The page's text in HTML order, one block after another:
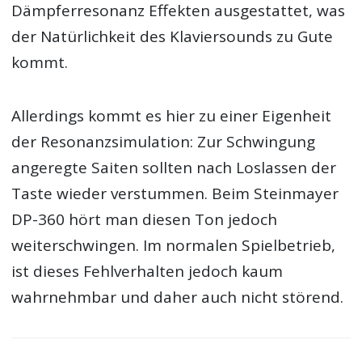
Dämpferresonanz Effekten ausgestattet, was
der Natürlichkeit des Klaviersounds zu Gute
kommt.
Allerdings kommt es hier zu einer Eigenheit
der Resonanzsimulation: Zur Schwingung
angeregte Saiten sollten nach Loslassen der
Taste wieder verstummen. Beim Steinmayer
DP-360 hört man diesen Ton jedoch
weiterschwingen. Im normalen Spielbetrieb,
ist dieses Fehlverhalten jedoch kaum
wahrnehmbar und daher auch nicht störend.